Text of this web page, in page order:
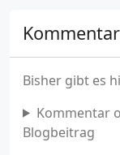
Bisher gibt es
Kommentar
Blogbeitrag